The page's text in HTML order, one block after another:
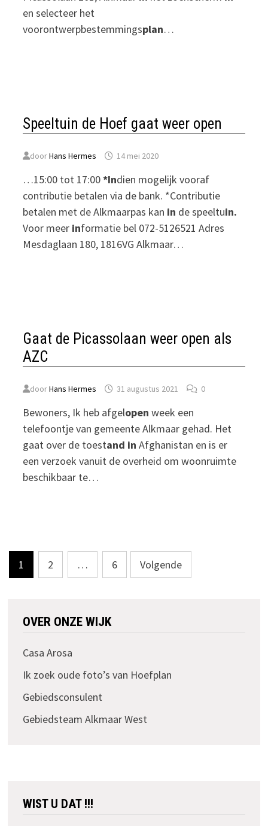
en selecteer het
voorontwerpbestemmingsplan…
Speeltuin de Hoef gaat weer open
doorHans Hermes 14 mei 2020
…15:00 tot 17:00*Indien mogelijk vooraf
contributie betalen via de bank. *Contributie
betalen met de Alkmaarpas kan in de speeltuin.
Voor meer informatie bel 072-5126521 Adres
Mesdaglaan 180, 1816VG Alkmaar…
Gaat de Picassolaan weer open als
AZC
doorHans Hermes 31 augustus 2021 0
Bewoners, Ik heb afgelopen week een
telefoontje van gemeente Alkmaar gehad. Het
gaat over de toestand in Afghanistan en is er
een verzoek vanuit de overheid om woonruimte
beschikbaar te…
Berichten
paginering
1 2 … 6 Volgende
OVER ONZE WIJK
Casa Arosa
Ik zoek oude foto’s van Hoefplan
Gebiedsconsulent
Gebiedsteam Alkmaar West
WIST U DAT !!!